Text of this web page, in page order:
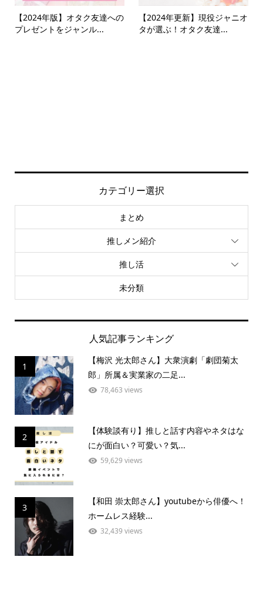
【2024年版】オタク友達への
プレゼントをジャンル...
【2024年更新】現役ジャニオ
タが選ぶ！オタク友達...
カテゴリー選択
まとめ
推しメン紹介
推し活
未分類
人気記事ランキング
1
【梅沢 光太郎さん】大衆演劇「劇団菊太
郎」所属＆実業家の二足...
78,463 views
2
【体験談有り】推しと話す内容やネタはな
にが面白い？可愛い？気...
59,629 views
3
【和田 崇太郎さん】youtubeから俳優へ！
ホームレス経験...
32,439 views